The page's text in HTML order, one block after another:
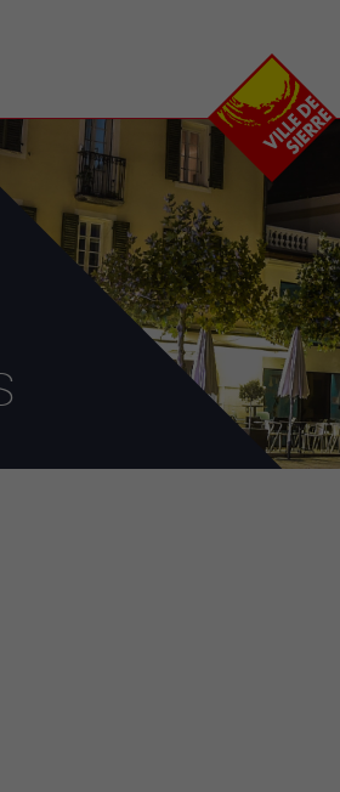
2028
Manifestations
Art et culture
Sport et loisirs
Vins, gastronomie et
séjours
Clubs et associations
Nature